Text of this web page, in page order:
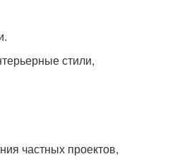
стили,
частных проектов,